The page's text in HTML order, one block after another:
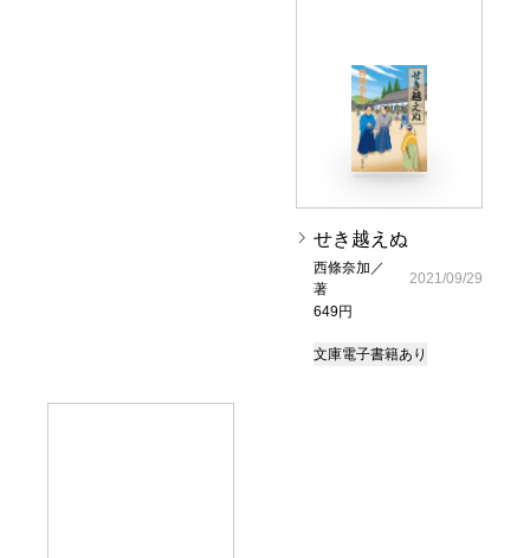
せき越えぬ
西條奈加／
著
649円
2021/09/29
文庫電子書籍あり